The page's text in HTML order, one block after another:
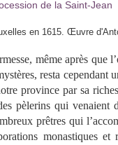
en 1615. Œuvre
même après que
resta cependant
province par sa
pèlerins qui venaient
prêtres qui
monastiques et